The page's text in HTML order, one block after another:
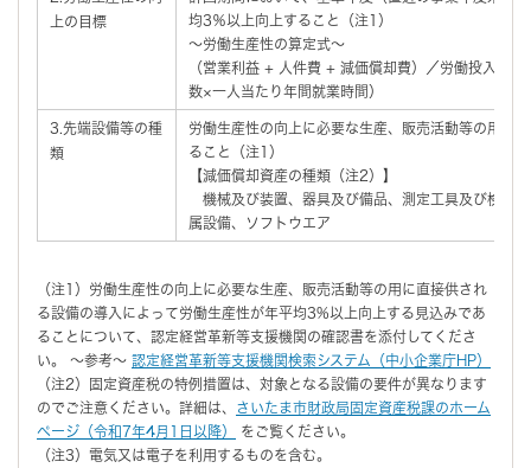
上の目標
均3％以上向上すること（注1）
～労働生産性の算定式～
（営業利益 + 人件費 + 減価償却費）／労働投入量（
数×一人当たり年間就業時間）
3.先端設備等の種
類
労働生産性の向上に必要な生産、販売活動等の用に
ること（注1）
【減価償却資産の種類（注2）】
機械及び装置、器具及び備品、測定工具及び検査
属設備、ソフトウエア
（注1）労働生産性の向上に必要な生産、販売活動等の用に直接供され
る設備の導入によって労働生産性が年平均3%以上向上する見込みであ
ることについて、認定経営革新等支援機関の確認書を添付してくださ
い。 ～参考～ 認定経営革新等支援機関検索システム（中小企業庁HP）
（注2）固定資産税の特例措置は、対象となる設備の要件が異なります
のでご注意ください。詳細は、 さいたま市財政局固定資産税課のホーム
ページ（令和7年4月1日以降）
をご覧ください。
（注3）電気又は電子を利用するものを含む。